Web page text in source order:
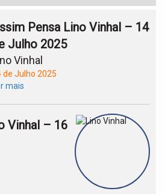
Pensa Lino Vinhal – 14
Julho 2025
Vinhal
de Julho 2025
mais
Vinhal – 16